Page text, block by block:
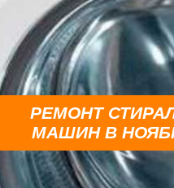
РЕМОНТ
МАШИН В